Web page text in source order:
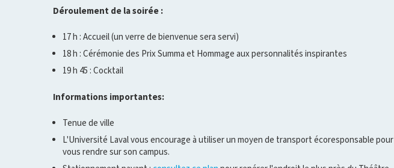
Déroulement de la soirée :
17 h : Accueil (un verre de bienvenue sera servi)
18 h : Cérémonie des Prix Summa et Hommage aux personnalités inspirantes
19 h 45 : Cocktail
Informations importantes:
Tenue de ville
L'Université Laval vous encourage à utiliser un moyen de transport écoresponsable pour
vous rendre sur son campus.